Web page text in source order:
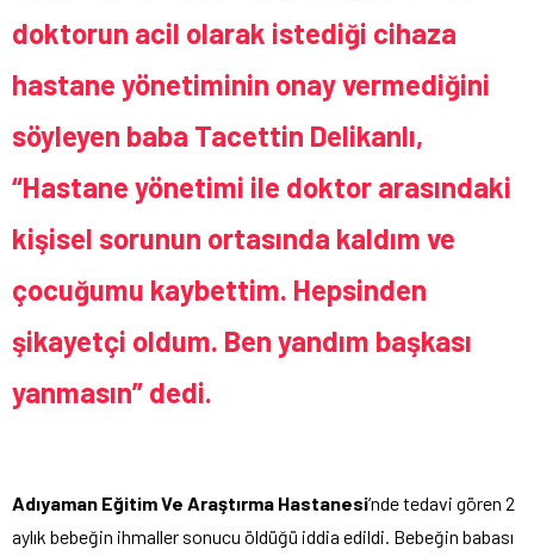
doktorun acil olarak istediği cihaza
hastane yönetiminin onay vermediğini
söyleyen baba Tacettin Delikanlı,
“Hastane yönetimi ile doktor arasındaki
kişisel sorunun ortasında kaldım ve
çocuğumu kaybettim. Hepsinden
şikayetçi oldum. Ben yandım başkası
yanmasın” dedi.
Adıyaman Eğitim Ve Araştırma Hastanesi‘nde tedavi gören 2
aylık bebeğin ihmaller sonucu öldüğü iddia edildi. Bebeğin babası